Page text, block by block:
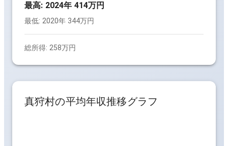
最高: 2024年 414万円
最低: 2020年 344万円
総所得: 258万円
真狩村の平均年収推移グラフ